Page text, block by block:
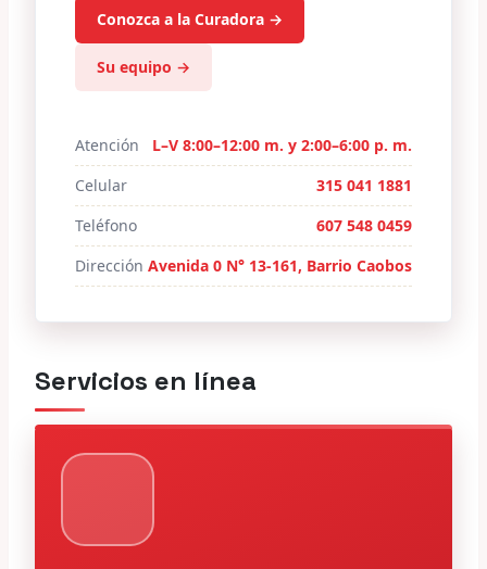
Conozca a la Curadora →
Su equipo →
Atención
L–V 8:00–12:00 m. y 2:00–6:00 p. m.
Celular
315 041 1881
Teléfono
607 548 0459
Dirección Avenida 0 N° 13-161, Barrio Caobos
Servicios en línea